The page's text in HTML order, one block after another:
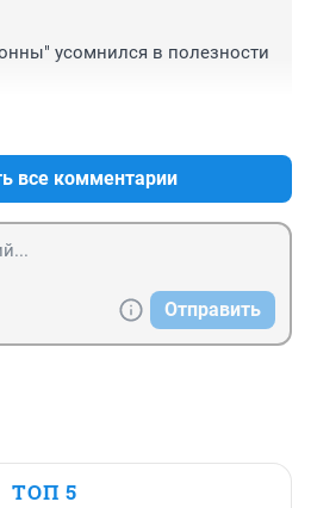
усомнился в полезности
все комментарии
Отправить
ТОП 5